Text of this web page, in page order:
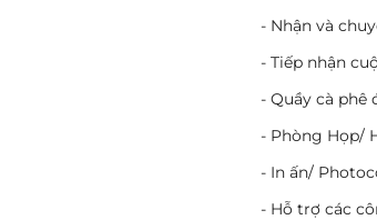
- Nhận và
- Tiếp nhận
- Quầy cà phê
- Phòng Họp/
- In ấn/
- Hỗ trợ các